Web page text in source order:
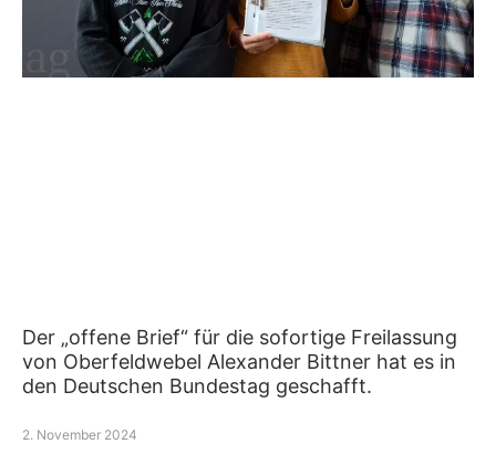
Der „offene Brief“ für die sofortige Freilassung
von Oberfeldwebel Alexander Bittner hat es in
den Deutschen Bundestag geschafft.
2. November 2024